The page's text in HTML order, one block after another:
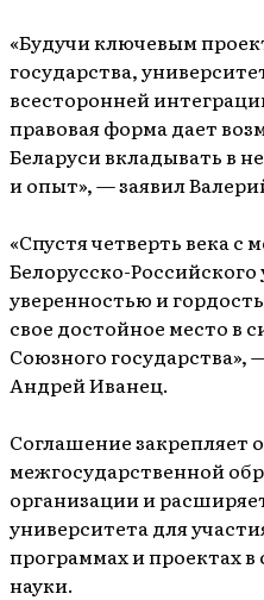
«Будучи ключевым
государства,
всесторонней
правовая форма дает
Беларуси вкладывать в
и опыт», — заявил
«Спустя четверть века с
Белорусско-
уверенностью и
свое достойное место
Союзного государства»,
Андрей Иванец.
Соглашение закрепляет
межгосударственной
организации и
университета для
программах и проектах
науки.